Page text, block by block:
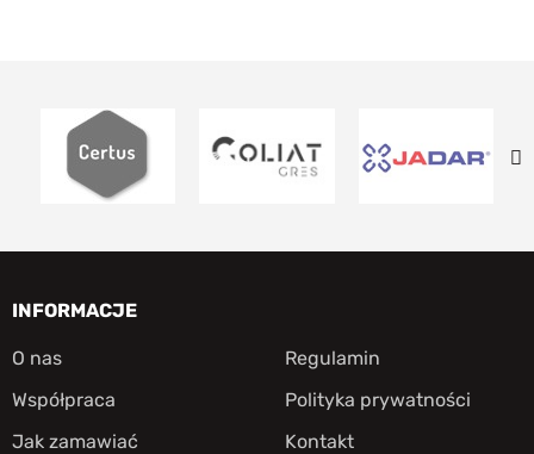
INFORMACJE
O nas
Współpraca
Jak zamawiać
Regulamin
Polityka prywatności
Kontakt